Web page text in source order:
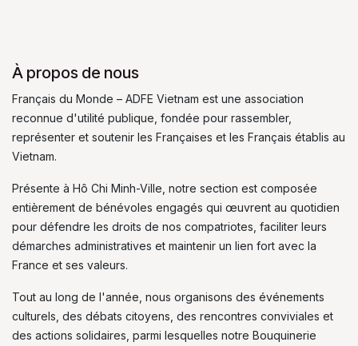
À propos de nous
Français du Monde – ADFE Vietnam est une association
reconnue d'utilité publique, fondée pour rassembler,
représenter et soutenir les Françaises et les Français établis au
Vietnam.
Présente à Hô Chi Minh-Ville, notre section est composée
entièrement de bénévoles engagés qui œuvrent au quotidien
pour défendre les droits de nos compatriotes, faciliter leurs
démarches administratives et maintenir un lien fort avec la
France et ses valeurs.
Tout au long de l'année, nous organisons des événements
culturels, des débats citoyens, des rencontres conviviales et
des actions solidaires, parmi lesquelles notre Bouquinerie